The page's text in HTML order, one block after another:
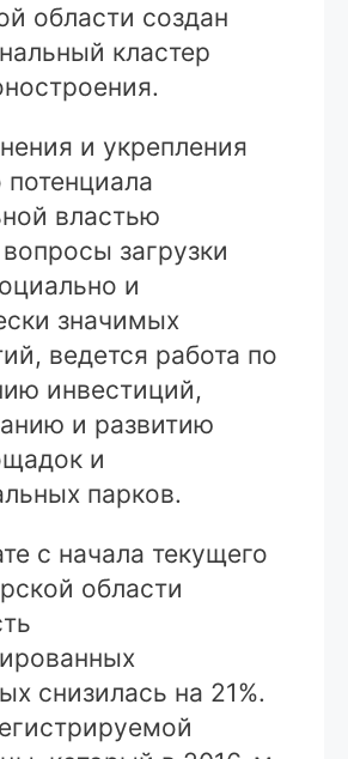
области создан
кластер
и укрепления
потенциала
властью
загрузки
и
значимых
ведется работа по
инвестиций,
и развитию
и
парков.
с начала текущего
области
снизилась на 21%.